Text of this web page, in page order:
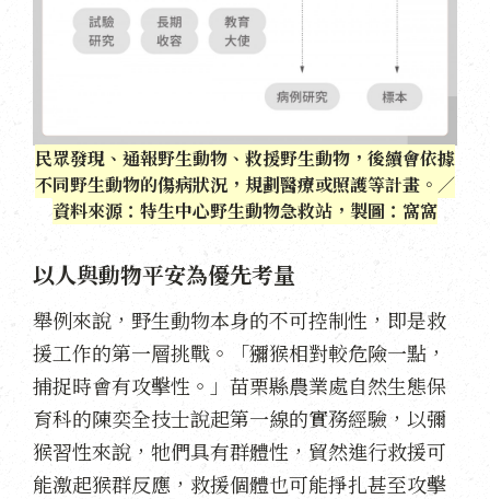
民眾發現、通報野生動物、救援野生動物，後續會依據
不同野生動物的傷病狀況，規劃醫療或照護等計畫。／
資料來源：特生中心野生動物急救站，製圖：窩窩
以人與動物平安為優先考量
舉例來說，野生動物本身的不可控制性，即是救
援工作的第一層挑戰。「獼猴相對較危險一點，
捕捉時會有攻擊性。」苗栗縣農業處自然生態保
育科的陳奕全技士說起第一線的實務經驗，以彌
猴習性來說，牠們具有群體性，貿然進行救援可
能激起猴群反應，救援個體也可能掙扎甚至攻擊